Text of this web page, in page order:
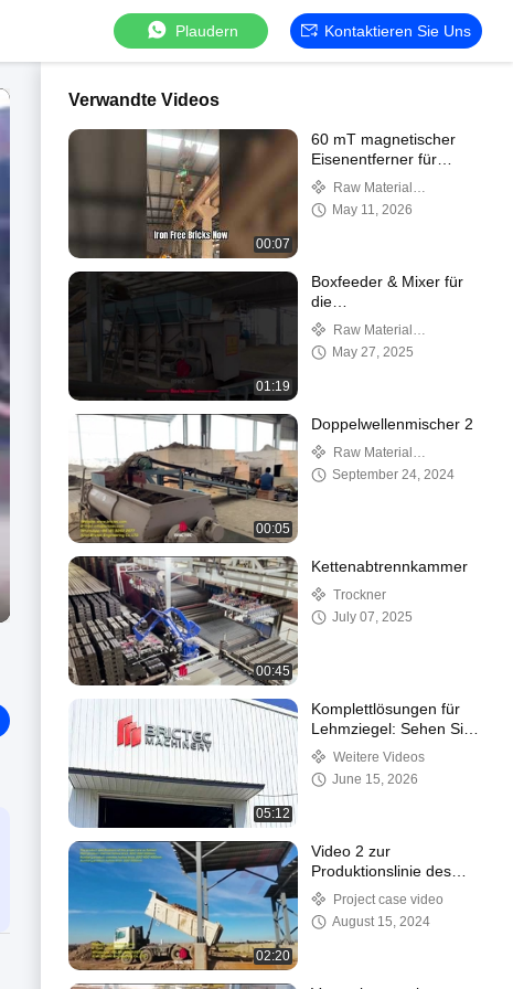
Plaudern Kontaktieren Sie Uns
Verwandte Videos
00:07
60 mT magnetischer
Eisenentferner für
ZiegelRaw Material
Processing
May 11, 2026
01:19
Boxfeeder & Mixer für
die
Rohstoffverarbeitung
der Ziegelproduktion
Raw Material
Processing
May 27, 2025
00:05
Doppelwellenmischer 2
Raw Material
Processing
September 24, 2024
00:45
Kettenabtrennkammer
Trockner
July 07, 2025
05:12
Komplettlösungen für
Lehmziegel: Sehen Sie
Brictecs Fertigung und
Forschung und
Entwicklung in Aktion
Weitere Videos
June 15, 2026
02:20
Video 2 zur
Produktionslinie des
Irak-Projekts 2
Project case video
August 15, 2024